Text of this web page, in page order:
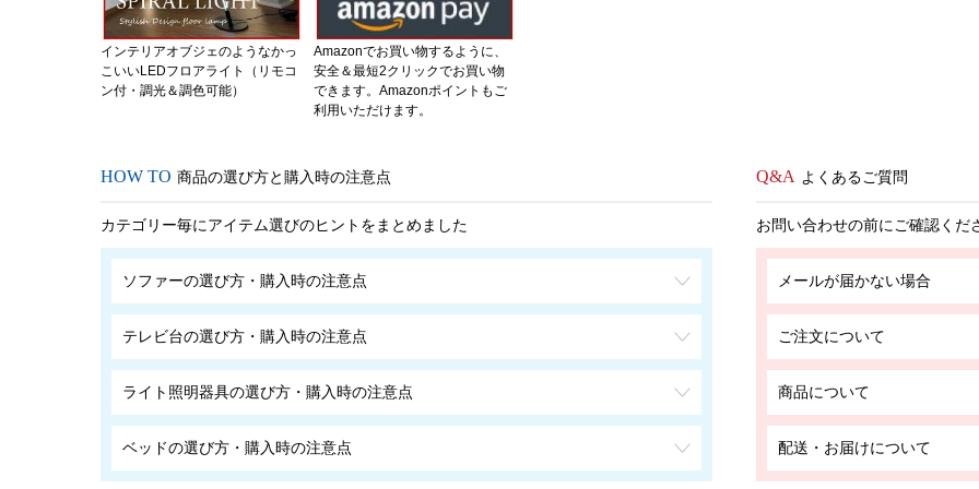
インテリアオブジェのようなかっ
こいいLEDフロアライト（リモコ
ン付・調光＆調色可能）
Amazonでお買い物するように、
安全＆最短2クリックでお買い物
できます。Amazonポイントもご
利用いただけます。
商品の選び方と購入時の注意点
カテゴリー毎にアイテム選びのヒントをまとめました
ソファーの選び方・購入時の注意点
テレビ台の選び方・購入時の注意点
ライト照明器具の選び方・購入時の注意点
ベッドの選び方・購入時の注意点
よくあるご質問
お問い合わせの前にご確認くだ
メールが届かない場合
ご注文について
商品について
配送・お届けについて